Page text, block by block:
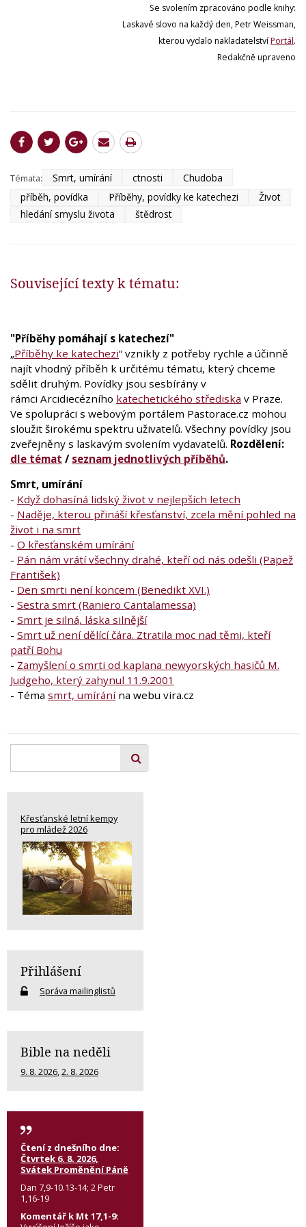
Se svolením zpracováno podle knihy:
Laskavé slovo na každý den, Petr Weissman,
kterou vydalo nakladatelstvíPortál.
Redakčně upraveno
Témata: Smrt, umírání ctnosti
Chudoba
příběh, povídka
Příběhy, povídky ke katechezi
Život
hledání smyslu života
štědrost
Související texty k tématu:
"Příběhy pomáhají s katechezí"
„Příběhy ke katechezi“ vznikly z potřeby rychle a účinně
najít vhodný příběh k určitému tématu, který chceme
sdělit druhým. Povídky jsou sesbírány v
rámci Arcidiecézního katechetického střediska v Praze.
Ve spolupráci s webovým portálem Pastorace.cz mohou
sloužit širokému spektru uživatelů. Všechny povídky jsou
zveřejněny s laskavým svolením vydavatelů. Rozdělení:
dle témat / seznam jednotlivých příběhů.
Smrt, umírání
- Když dohasíná lidský život v nejlepších letech
- Naděje, kterou přináší křesťanství, zcela mění pohled na
život i na smrt
- O křesťanském umírání
- Pán nám vrátí všechny drahé, kteří od nás odešli (Papež
František)
- Den smrti není koncem (Benedikt XVI.)
- Sestra smrt (Raniero Cantalamessa)
- Smrt je silná, láska silnější
- Smrt už není dělící čára. Ztratila moc nad těmi, kteří
patří Bohu
- Zamyšlení o smrti od kaplana newyorských hasičů M.
Judgeho, který zahynul 11.9.2001
- Téma smrt, umíránína webu vira.cz
Křesťanské letní kempy
pro mládež 2026
Přihlášení
Správa mailinglistů
Bible na neděli
9. 8. 2026,2. 8. 2026
Čtení z dnešního dne:
Čtvrtek 6. 8. 2026,
Svátek Proměnění Páně
Dan 7,9-10.13-14; 2 Petr
1,16-19
Komentář k Mt 17,1-9: